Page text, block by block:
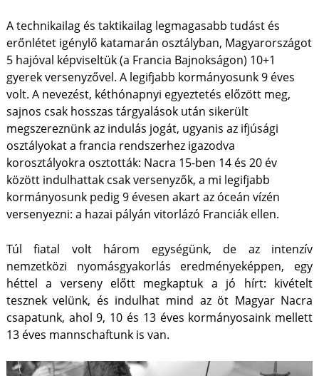
A technikailag és taktikailag legmagasabb tudást és
erőnlétet igénylő katamarán osztályban, Magyarországot
5 hajóval képviseltük (a Francia Bajnokságon) 10+1
gyerek versenyzővel. A legifjabb kormányosunk 9 éves
volt. A nevezést, kéthónapnyi egyeztetés előzött meg,
sajnos csak hosszas tárgyalások után sikerült
megszereznünk az indulás jogát, ugyanis az ifjúsági
osztályokat a francia rendszerhez igazodva
korosztályokra osztották: Nacra 15-ben 14 és 20 év
között indulhattak csak versenyzők, a mi legifjabb
kormányosunk pedig 9 évesen akart az óceán vízén
versenyezni: a hazai pályán vitorlázó Franciák ellen.
Túl fiatal volt három egységünk, de az intenzív
nemzetközi nyomásgyakorlás eredményeképpen, egy
héttel a verseny előtt megkaptuk a jó hírt: kivételt
tesznek velünk, és indulhat mind az öt Magyar Nacra
csapatunk, ahol 9, 10 és 13 éves kormányosaink mellett
13 éves mannschaftunk is van.